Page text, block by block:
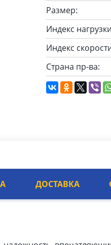
Размер:
Индекс
Индекс
Страна пр-ва:
ДОСТАВКА